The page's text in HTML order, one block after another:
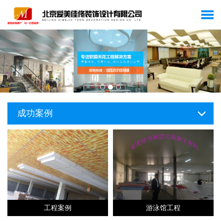
成功案例
工程案例 游泳馆工程